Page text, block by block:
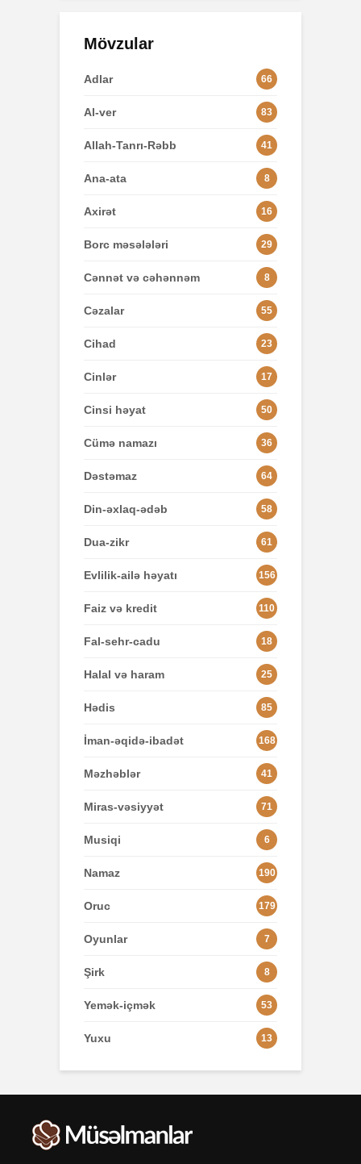
Mövzular
Adlar 66
Al-ver 83
Allah-Tanrı-Rəbb 41
Ana-ata 8
Axirət 16
Borc məsələləri 29
Cənnət və cəhənnəm 8
Cəzalar 55
Cihad 23
Cinlər 17
Cinsi həyat 50
Cümə namazı 36
Dəstəmaz 64
Din-əxlaq-ədəb 58
Dua-zikr 61
Evlilik-ailə həyatı 156
Faiz və kredit 110
Fal-sehr-cadu 18
Halal və haram 25
Hədis 85
İman-əqidə-ibadət 168
Məzhəblər 41
Miras-vəsiyyət 71
Musiqi 6
Namaz 190
Oruc 179
Oyunlar 7
Şirk 8
Yemək-içmək 53
Yuxu 13